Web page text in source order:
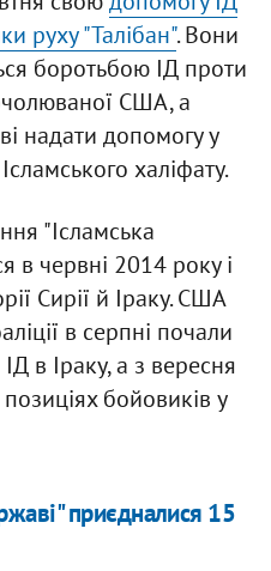
руху "Талібан". Вони
боротьбою ІД проти
США, а
надати допомогу у
халіфату.
"Ісламська
в червні 2014 року і
Сирії й Іраку. США
в серпні почали
в Іраку, а з вересня
бойовиків у
приєдналися 15